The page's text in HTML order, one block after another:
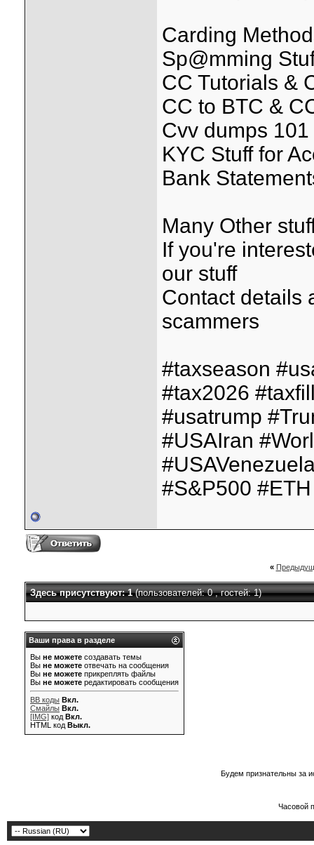
Carding
Sp@mming
CC Tutorials &
CC to BTC &
Cvv dumps
KYC Stuff for
Bank
Many Other
If you're
our stuff
Contact details
scammers
#taxseason
#tax2026
#usatrump
#USAIran
#S&P500
«
Здесь присутствуют: 1(пользователей: 0 , гостей: 1)
Ваши права в разделе
Вы не можете создавать темы
Вы не можете отвечать на сообщения
Вы не можете прикреплять файлы
Вы не можете редактировать сообщения
BB коды Вкл.
Смайлы Вкл.
[IMG] код Вкл.
HTML код Выкл.
Будем признательны за
Часовой